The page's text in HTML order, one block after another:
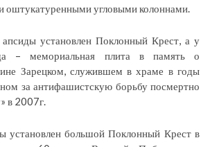
оштукатуренными угловыми колоннами.
установлен Поклонный Крест, а у
– мемориальная плита в память о
Зарецком, служившем в храме в годы
за антифашистскую борьбу посмертно
в 2007г.
установлен большой Поклонный Крест в